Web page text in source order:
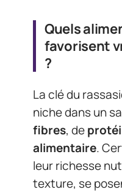
Quels
favorisent
?
La clé du
niche dans un
fibres, de
alimentaire.
leur richesse
texture, se